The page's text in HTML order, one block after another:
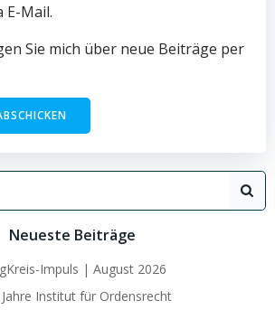
E-Mail.
Sie mich über neue Beiträge per
Neueste Beiträge
Impuls | August 2026
Institut für Ordensrecht